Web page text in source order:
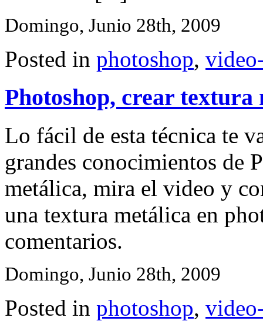
Domingo, Junio 28th, 2009
Posted in photoshop,
Photoshop, crear textura
Lo fácil de esta técnica te
grandes conocimientos de
metálica, mira el video y
una textura metálica en
comentarios.
Domingo, Junio 28th, 2009
Posted in photoshop,